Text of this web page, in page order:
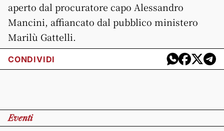
aperto dal procuratore capo Alessandro
Mancini, affiancato dal pubblico ministero
Marilù Gattelli.
CONDIVIDI
Eventi